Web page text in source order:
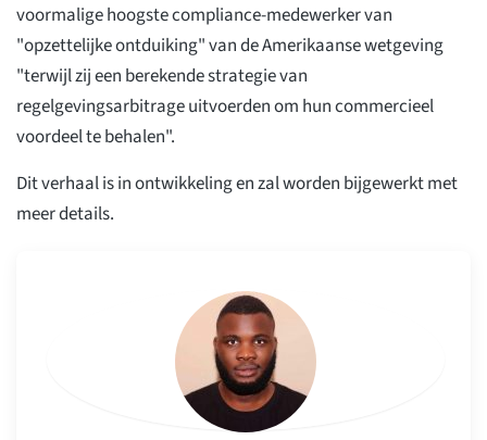
voormalige hoogste compliance-medewerker van
"opzettelijke ontduiking" van de Amerikaanse wetgeving
"terwijl zij een berekende strategie van
regelgevingsarbitrage uitvoerden om hun commercieel
voordeel te behalen".
Dit verhaal is in ontwikkeling en zal worden bijgewerkt met
meer details.